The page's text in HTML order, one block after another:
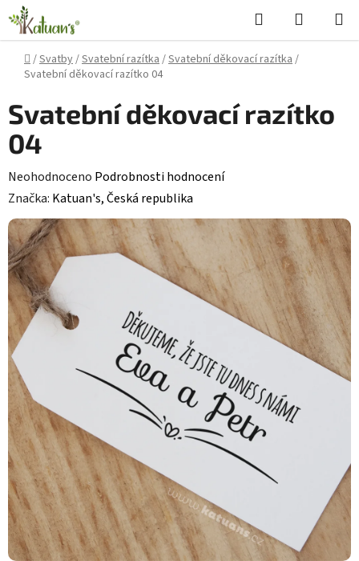
Přejít
na
obsah
Hledat
KOŠÍK
Domů
/Svatby/Svatební razítka/Svatební děkovací razítka/
Svatební děkovací razítko 04
Svatební děkovací razítko
04
Průměrné
hodnocení
produktu
je
0,0
z
5
hvězdiček.
Neohodnoceno Podrobnosti hodnocení
Značka: Katuan's, Česká republika